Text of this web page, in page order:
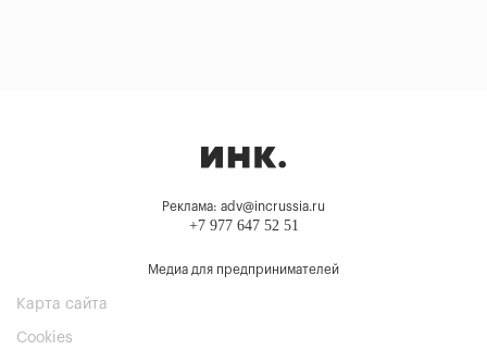
Реклама: adv@incrussia.ru
+7 977 647 52 51
Медиа для предпринимателей
Карта сайта
Cookies